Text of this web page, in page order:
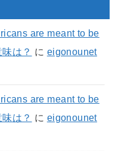
are meant to be
は？ に eigonounet
are meant to be
は？ に eigonounet